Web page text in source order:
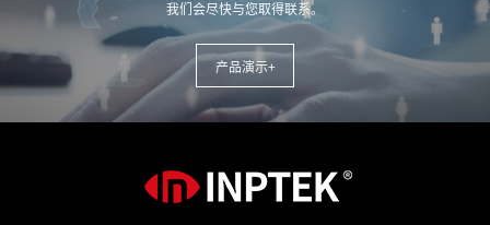
我们会尽快与您取得联系。
产品演示+